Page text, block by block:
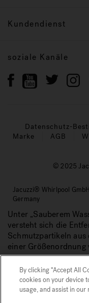
Kundendienst
soziale Kanäle
Datenschutz-
Marke
AGB
© 2025
Jacuzzi® Whirlpool
Germany
Unter „Sauberem
versteht sich die
Schmutzpartikeln aus
einer
By clicking “Accept All
cookies on your device
usage, and assist in